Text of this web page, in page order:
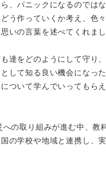
、パニックになるのでは
う作っていくか考え、色
いの言葉を述べてくれまし
をどのようにして守り
して知る良い機会になっ
ついて学んでいってもら
の取り組みが進む中、教
の学校や地域と連携し、